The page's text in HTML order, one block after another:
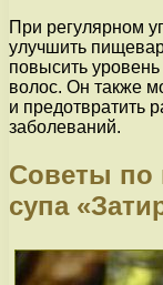
При регулярном
улучшить
повысить
волос. Он также
и предотвратить
заболеваний.
Советы по
супа